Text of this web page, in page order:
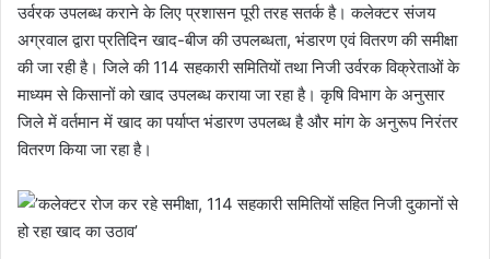
उर्वरक उपलब्ध कराने के लिए प्रशासन पूरी तरह सतर्क है। कलेक्टर संजय
अग्रवाल द्वारा प्रतिदिन खाद-बीज की उपलब्धता, भंडारण एवं वितरण की समीक्षा
की जा रही है। जिले की 114 सहकारी समितियों तथा निजी उर्वरक विक्रेताओं के
माध्यम से किसानों को खाद उपलब्ध कराया जा रहा है। कृषि विभाग के अनुसार
जिले में वर्तमान में खाद का पर्याप्त भंडारण उपलब्ध है और मांग के अनुरूप निरंतर
वितरण किया जा रहा है।